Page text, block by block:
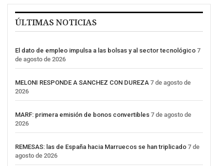
ÚLTIMAS NOTICIAS
El dato de empleo impulsa a las bolsas y al sector tecnológico 7
de agosto de 2026
MELONI RESPONDE A SANCHEZ CON DUREZA 7 de agosto de
2026
MARF: primera emisión de bonos convertibles 7 de agosto de
2026
REMESAS: las de España hacia Marruecos se han triplicado 7 de
agosto de 2026